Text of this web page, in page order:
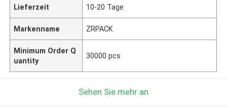
Lieferzeit 10-20 Tage
Markenname ZRPACK
Minimum Order Q
uantity
30000 pcs
Sehen Sie mehr an